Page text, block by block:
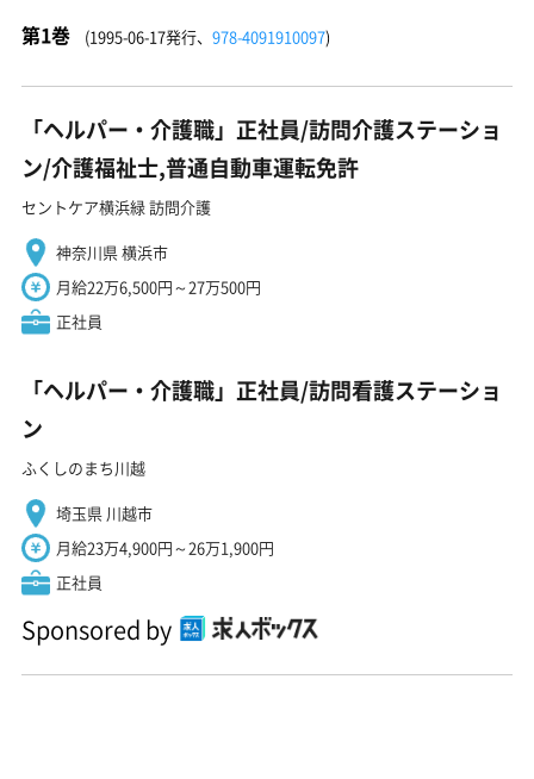
第1巻 (1995-06-17発行、 978-4091910097)
「ヘルパー・介護職」正社員/訪問介護ステーショ
ン/介護福祉士,普通自動車運転免許
セントケア横浜緑 訪問介護
神奈川県 横浜市
月給22万6,500円～27万500円
正社員
「ヘルパー・介護職」正社員/訪問看護ステーショ
ン
ふくしのまち川越
埼玉県 川越市
月給23万4,900円～26万1,900円
正社員
Sponsored by